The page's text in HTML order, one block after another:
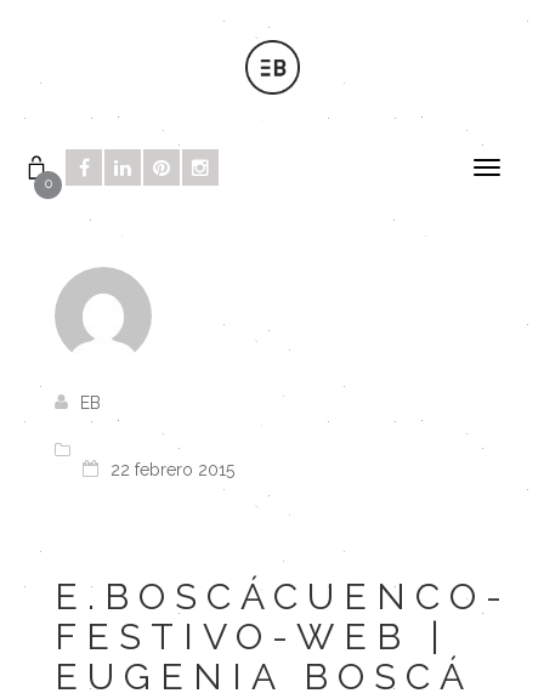
0
EB
22 febrero 2015
E.BOSCÁCUENCO-
FESTIVO-WEB |
EUGENIA BOSCÁ